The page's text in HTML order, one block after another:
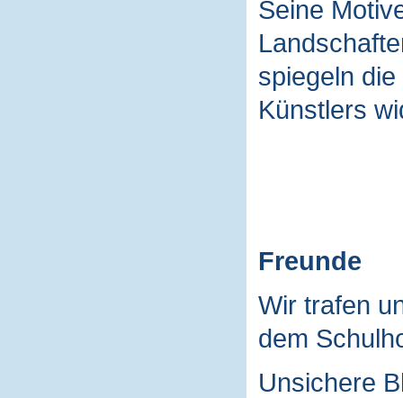
Seine
spiegeln
Künstlers
Freunde
Wir trafen
dem
Unsichere